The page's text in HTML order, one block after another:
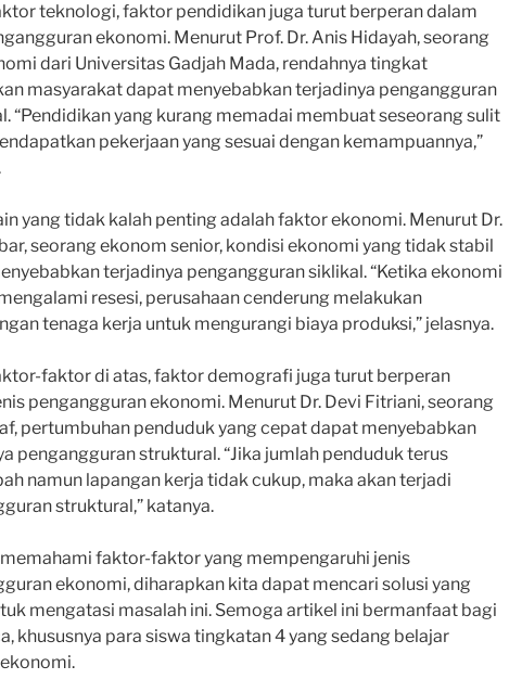
teknologi, faktor pendidikan juga turut berperan dalam
ekonomi. Menurut Prof. Dr. Anis Hidayah, seorang
dari Universitas Gadjah Mada, rendahnya tingkat
masyarakat dapat menyebabkan terjadinya pengangguran
“Pendidikan yang kurang memadai membuat seseorang sulit
pekerjaan yang sesuai dengan kemampuannya,”
yang tidak kalah penting adalah faktor ekonomi. Menurut Dr.
seorang ekonom senior, kondisi ekonomi yang tidak stabil
terjadinya pengangguran siklikal. “Ketika ekonomi
resesi, perusahaan cenderung melakukan
tenaga kerja untuk mengurangi biaya produksi,” jelasnya.
faktor di atas, faktor demografi juga turut berperan
pengangguran ekonomi. Menurut Dr. Devi Fitriani, seorang
pertumbuhan penduduk yang cepat dapat menyebabkan
pengangguran struktural. “Jika jumlah penduduk terus
namun lapangan kerja tidak cukup, maka akan terjadi
struktural,” katanya.
faktor-faktor yang mempengaruhi jenis
ekonomi, diharapkan kita dapat mencari solusi yang
mengatasi masalah ini. Semoga artikel ini bermanfaat bagi
khususnya para siswa tingkatan 4 yang sedang belajar